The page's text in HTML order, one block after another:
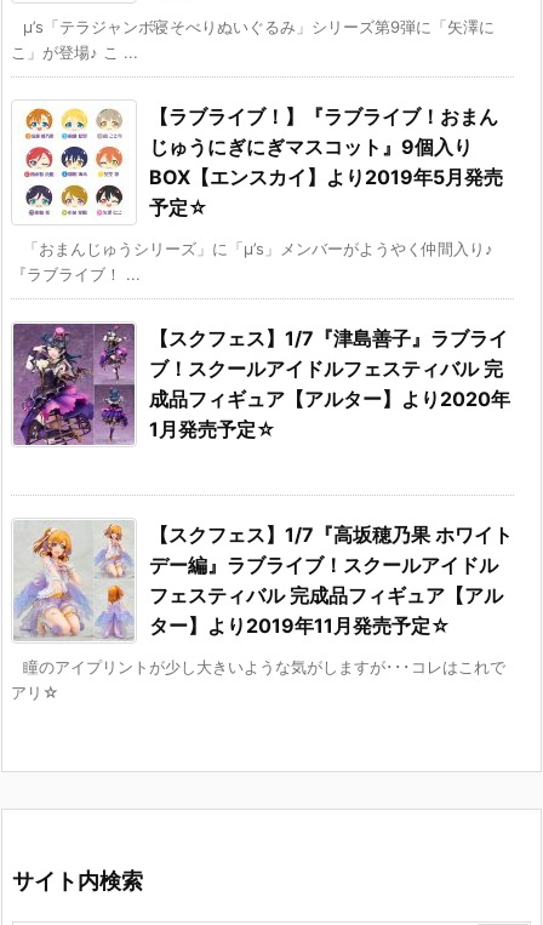
μ’s「テラジャンボ寝そべりぬいぐるみ」シリーズ第9弾に「矢澤に
こ」が登場♪ こ ...
【ラブライブ！】『ラブライブ！おまん
じゅうにぎにぎマスコット』9個入り
BOX【エンスカイ】より2019年5月発売
予定☆
「おまんじゅうシリーズ」に「μ’s」メンバーがようやく仲間入り♪
『ラブライブ！ ...
【スクフェス】1/7『津島善子』ラブライ
ブ！スクールアイドルフェスティバル 完
成品フィギュア【アルター】より2020年
1月発売予定☆
【スクフェス】1/7『高坂穂乃果 ホワイト
デー編』ラブライブ！スクールアイドル
フェスティバル 完成品フィギュア【アル
ター】より2019年11月発売予定☆
瞳のアイプリントが少し大きいような気がしますが･･･コレはこれで
アリ☆
サイト内検索